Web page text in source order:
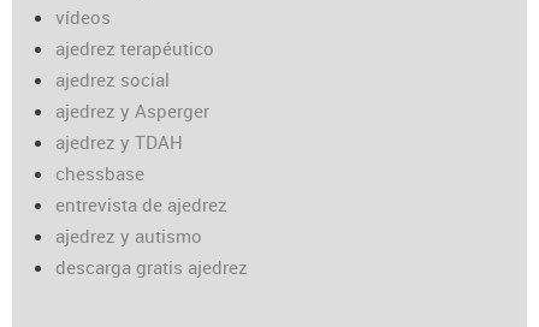
vídeos
ajedrez terapéutico
ajedrez social
ajedrez y Asperger
ajedrez y TDAH
chessbase
entrevista de ajedrez
ajedrez y autismo
descarga gratis ajedrez